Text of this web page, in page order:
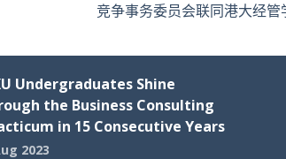
竞争事务委员会联同港大经
Undergraduates Shine
the Business Consulting
in 15 Consecutive Years
2023